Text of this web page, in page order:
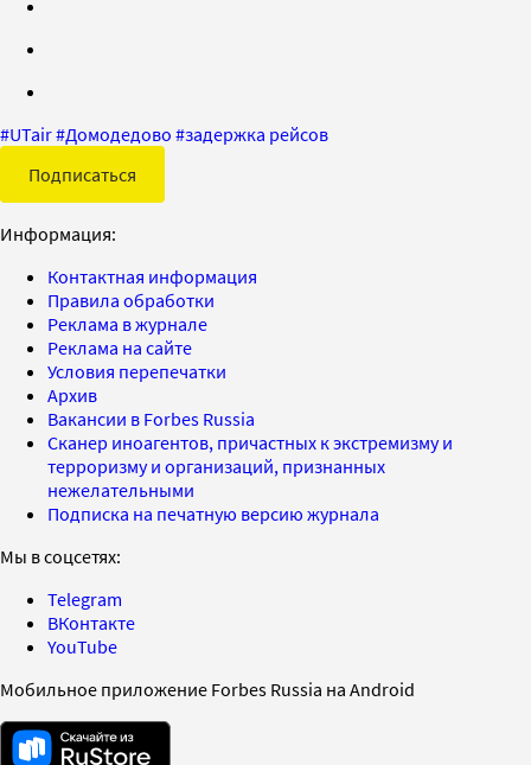
#UTair#Домодедово #задержка рейсов
Подписаться
Информация:
Контактная информация
Правила обработки
Реклама в журнале
Реклама на сайте
Условия перепечатки
Архив
Вакансии в Forbes Russia
Сканер иноагентов, причастных к экстремизму и
терроризму и организаций, признанных
нежелательными
Подписка на печатную версию журнала
Мы в соцсетях:
Telegram
ВКонтакте
YouTube
Мобильное приложение Forbes Russia на Android